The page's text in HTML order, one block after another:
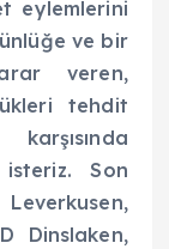
eylemlerini
ve bir
veren,
tehdit
Son
Dinslaken,